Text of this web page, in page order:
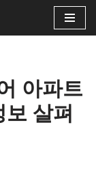
아파트
살펴